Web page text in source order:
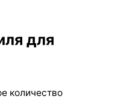
для
количество